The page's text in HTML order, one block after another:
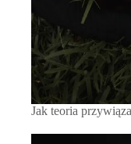
Jak teoria